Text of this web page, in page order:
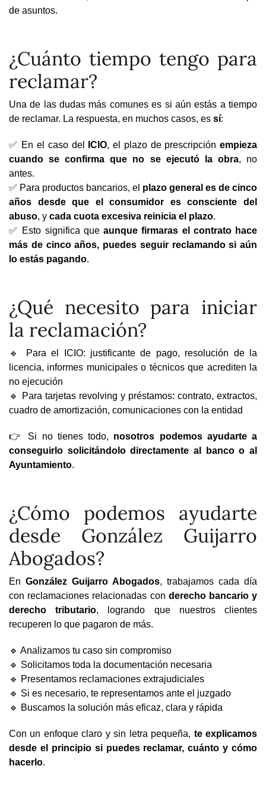
de asuntos.
¿Cuánto tiempo tengo para
reclamar?
Una de las dudas más comunes es si aún estás a tiempo
de reclamar. La respuesta, en muchos casos, es sí:
✅ En el caso del ICIO, el plazo de prescripciónempieza
cuando se confirma que no se ejecutó la obra, no
antes.
✅ Para productos bancarios, el plazo general es de cinco
años desde que el consumidor es consciente del
abuso, y cada cuota excesiva reinicia el plazo.
✅ Esto significa queaunque firmaras el contrato hace
más de cinco años, puedes seguir reclamando si aún
lo estás pagando.
¿Qué necesito para iniciar
la reclamación?
🔹 Para el ICIO: justificante de pago, resolución de la
licencia, informes municipales o técnicos que acrediten la
no ejecución
🔹 Para tarjetas revolving y préstamos: contrato, extractos,
cuadro de amortización, comunicaciones con la entidad
👉 Si no tienes todo, nosotros podemos ayudarte a
conseguirlo solicitándolo directamente al banco o al
Ayuntamiento.
¿Cómo podemos ayudarte
desde González Guijarro
Abogados?
En González Guijarro Abogados, trabajamos cada día
con reclamaciones relacionadas con derecho bancario y
derecho tributario, logrando que nuestros clientes
recuperen lo que pagaron de más.
🔹 Analizamos tu caso sin compromiso
🔹 Solicitamos toda la documentación necesaria
🔹 Presentamos reclamaciones extrajudiciales
🔹 Si es necesario, te representamos ante el juzgado
🔹 Buscamos la solución más eficaz, clara y rápida
Con un enfoque claro y sin letra pequeña, te explicamos
desde el principio si puedes reclamar, cuánto y cómo
hacerlo.